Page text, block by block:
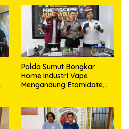
Polda Sumut Bongkar
Home Industri Vape
Mengandung Etomidate,